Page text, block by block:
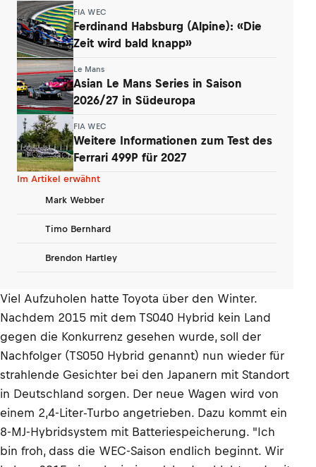
FIA WEC
Ferdinand Habsburg (Alpine): «Die
Zeit wird bald knapp»
Le Mans
Asian Le Mans Series in Saison
2026/27 in Südeuropa
FIA WEC
Weitere Informationen zum Test des
Ferrari 499P für 2027
Im Artikel erwähnt
Mark Webber
Timo Bernhard
Brendon Hartley
Viel Aufzuholen hatte Toyota über den Winter.
Nachdem 2015 mit dem TS040 Hybrid kein Land
gegen die Konkurrenz gesehen wurde, soll der
Nachfolger (TS050 Hybrid genannt) nun wieder für
strahlende Gesichter bei den Japanern mit Standort
in Deutschland sorgen. Der neue Wagen wird von
einem 2,4-Liter-Turbo angetrieben. Dazu kommt ein
8-MJ-Hybridsystem mit Batteriespeicherung. "Ich
bin froh, dass die WEC-Saison endlich beginnt. Wir